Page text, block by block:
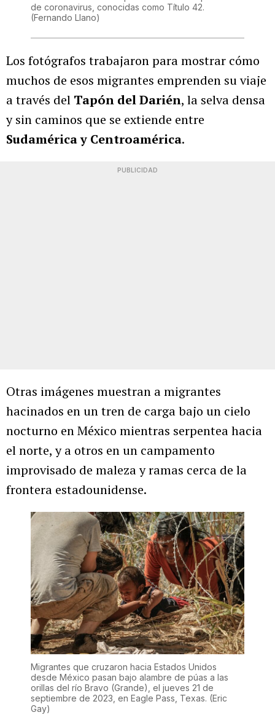
de coronavirus, conocidas como Título 42.
(Fernando Llano)
Los fotógrafos trabajaron para mostrar cómo
muchos de esos migrantes emprenden su viaje
a través del Tapón del Darién, la selva densa
y sin caminos que se extiende entre
Sudamérica y Centroamérica.
PUBLICIDAD
Otras imágenes muestran a migrantes
hacinados en un tren de carga bajo un cielo
nocturno en México mientras serpentea hacia
el norte, y a otros en un campamento
improvisado de maleza y ramas cerca de la
frontera estadounidense.
Migrantes que cruzaron hacia Estados Unidos
desde México pasan bajo alambre de púas a las
orillas del río Bravo (Grande), el jueves 21 de
septiembre de 2023, en Eagle Pass, Texas. (Eric
Gay)